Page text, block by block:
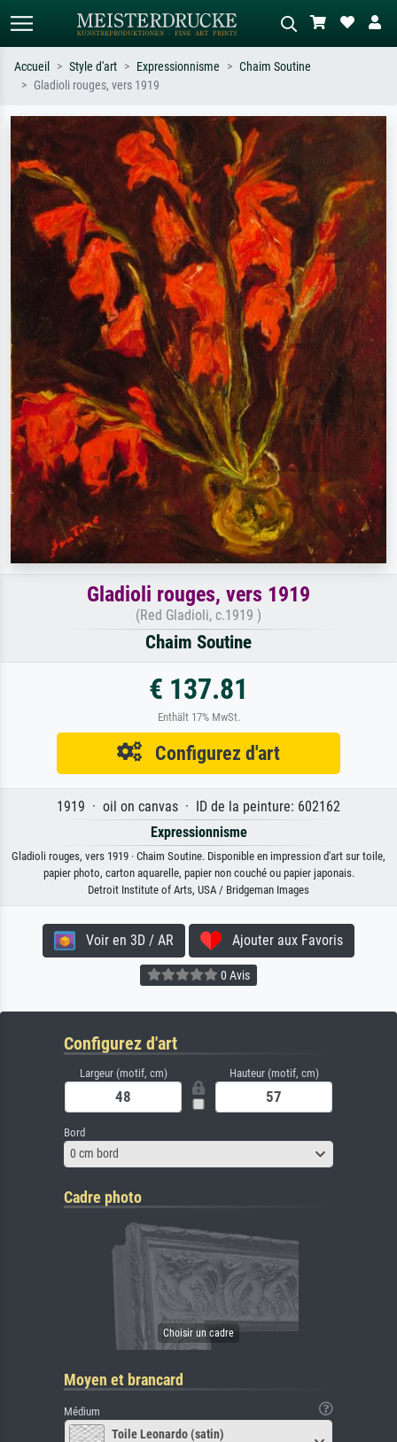
Recherchez par artiste, titre ou style –
ex. Monet, Nuit étoilée,
impressionnisme, vague de Hokusai,
Décrivez la scène – ex. prairie verte,
abstrait avec beaucoup de rouge,
tableau sombre, nu debout près d'un
arbre.
Accueil Style d'art Expressionnisme
Chaim Soutine
Gladioli rouges, vers 1919
Gladioli rouges, vers 1919
(Red Gladioli, c.1919 )
Chaim Soutine
€ 137.81
Enthält 17% MwSt.
Configurez d'art
1919 · oil on canvas · ID de la peinture: 602162
Expressionnisme
Gladioli rouges, vers 1919 · Chaim Soutine. Disponible en impression d'art sur toile,
papier photo, carton aquarelle, papier non couché ou papier japonais.
Detroit Institute of Arts, USA / Bridgeman Images
Voir en 3D / AR Ajouter aux Favoris
0 Avis
Configurez d'art
Largeur (motif, cm) Hauteur (motif, cm)
Bord
0 cm bord
Cadre photo
Moyen et brancard
Médium
Toile Leonardo (satin)